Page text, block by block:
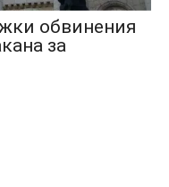
обвинения
за